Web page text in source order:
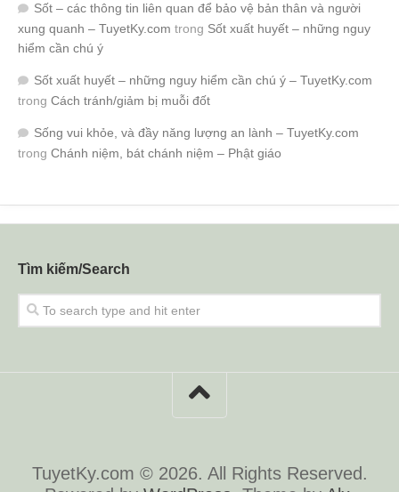
Sốt – các thông tin liên quan để bảo vệ bản thân và người
xung quanh – TuyetKy.com trong Sốt xuất huyết – những nguy
hiểm cần chú ý
Sốt xuất huyết – những nguy hiểm cần chú ý – TuyetKy.com
trong Cách tránh/giảm bị muỗi đốt
Sống vui khỏe, và đầy năng lượng an lành – TuyetKy.com
trong Chánh niệm, bát chánh niệm – Phật giáo
Tìm kiếm/Search
TuyetKy.com © 2026. All Rights Reserved.